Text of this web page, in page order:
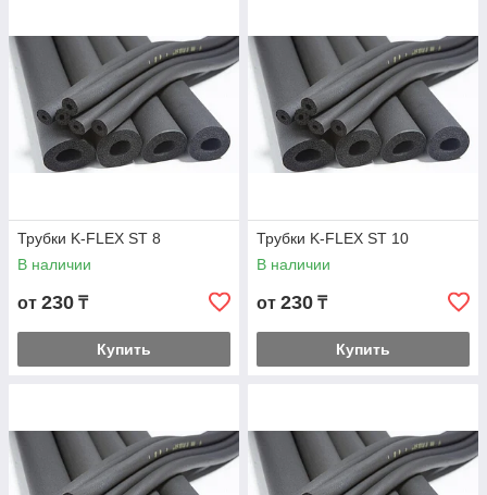
Трубки K-FLEX ST 8
В наличии
от 230 ₸
Купить
Трубки K-FLEX ST 10
В наличии
от 230 ₸
Купить